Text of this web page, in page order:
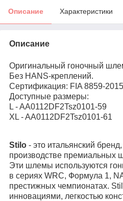
Описание Характеристики
Описание
Оригинальный гоночный
Без HANS-креплений.
Сертификация: FIA 8859-2015
Доступные размеры:
L - AA0112DF2Tsz0101-59
XL - AA0112DF2Tsz0101-61
Stilo - это итальянский
производстве премиальных
Эти шлемы используются
в сериях WRC, Формула 1,
престижных чемпионатах.
инновациями, легкостью